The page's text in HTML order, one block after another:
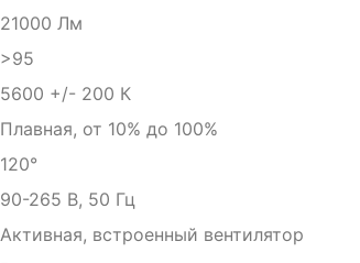
21000 Лм
>95
5600 +/- 200 К
Плавная, от 10% до 100%
120°
90-265 В, 50 Гц
Активная, встроенный вентилятор